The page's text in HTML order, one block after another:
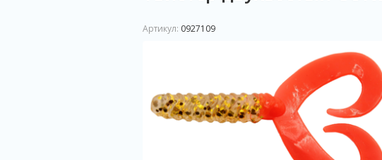
Артикул: 0927109